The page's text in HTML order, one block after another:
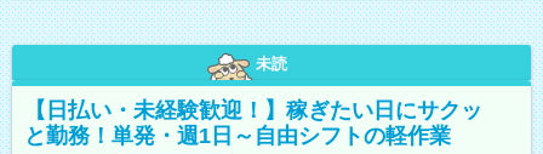
未読
【日払い・未経験歓迎！】稼ぎたい日にサクッ
と勤務！単発・週1日～自由シフトの軽作業